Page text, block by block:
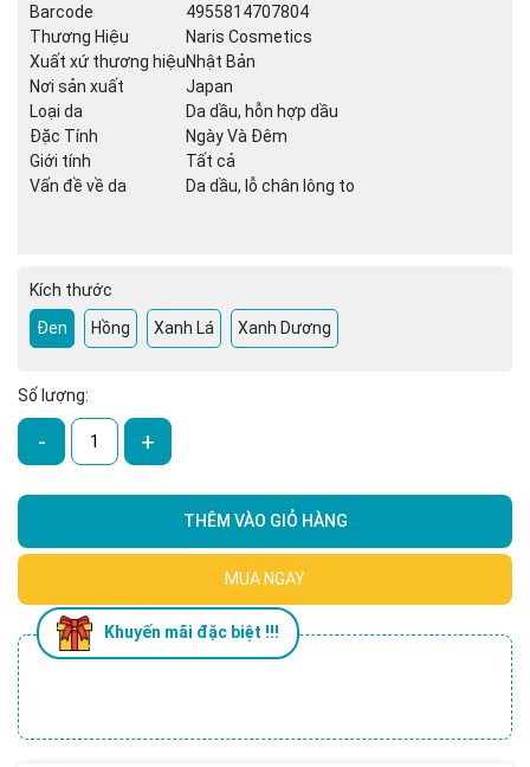
Barcode
4955814707804
Thương Hiệu
Naris Cosmetics
Xuất xứ thương hiệuNhật Bản
Nơi sản xuất
Japan
Loại da
Da dầu, hỗn hợp dầu
Đặc Tính
Ngày Và Đêm
Giới tính
Tất cả
Vấn đề về da
Da dầu, lỗ chân lông to
Kích thước
Đen
Hồng Xanh Lá Xanh Dương
Số lượng:
- +
THÊM VÀO GIỎ HÀNG
MUA NGAY
Khuyến mãi đặc biệt !!!
Điều kiện: